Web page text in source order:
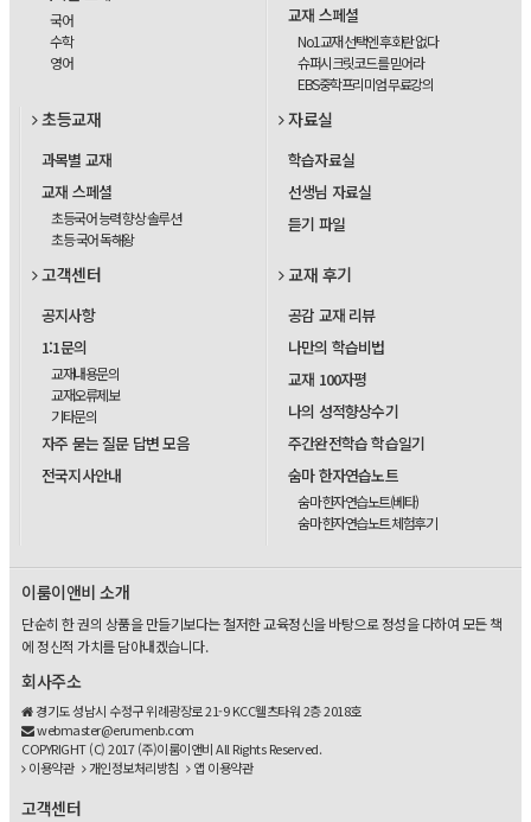
국어
수학
영어
교재 스페셜
No1교재 선택엔 후회란 없다
슈퍼시크릿코드를 믿어라
EBS중학프리미엄 무료강의
초등교재
과목별 교재
교재 스페셜
초등국어 능력 향상 솔루션
초등 국어 독해왕
자료실
학습자료실
선생님 자료실
듣기 파일
고객센터
공지사항
1:1문의
교재내용문의
교재오류제보
기타문의
자주 묻는 질문 답변 모음
전국지사안내
교재 후기
공감 교재 리뷰
나만의 학습비법
교재 100자평
나의 성적향상수기
주간완전학습 학습일기
숨마 한자연습노트
숨마 한자연습노트(베타)
숨마 한자연습노트 체험후기
이룸이앤비 소개
단순히 한 권의 상품을 만들기보다는 철저한 교육정신을 바탕으로 정성을 다하여 모든 책
에 정신적 가치를 담아내겠습니다.
회사주소
경기도 성남시 수정구 위례광장로 21-9 KCC웰츠타워 2층 2018호
webmaster@erumenb.com
COPYRIGHT (C) 2017 (주)이룸이앤비 All Rights Reserved.
이용약관
개인정보처리방침 앱 이용약관
고객센터